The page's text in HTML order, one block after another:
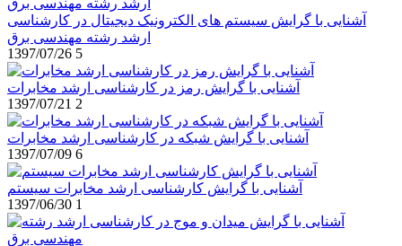
آشنایی با گرایش سیستم های الکترونیک دیجیتال در کارشناسی
ارشد رشته مهندسی برق
1397/07/26 5
آشنایی با گرایش رمز در کارشناسی ارشد مخابرات
1397/07/21 2
آشنایی با گرایش شبکه در کارشناسی ارشد مخابرات
1397/07/09 6
آشنایی با گرایش کارشناسی ارشد مخابرات سیستم
1397/06/30 1